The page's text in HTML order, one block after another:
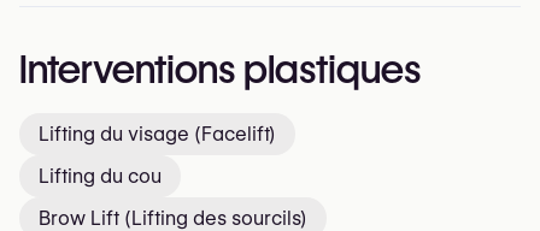
Interventions plastiques
Lifting du visage (Facelift)
Lifting du cou
Brow Lift (Lifting des sourcils)